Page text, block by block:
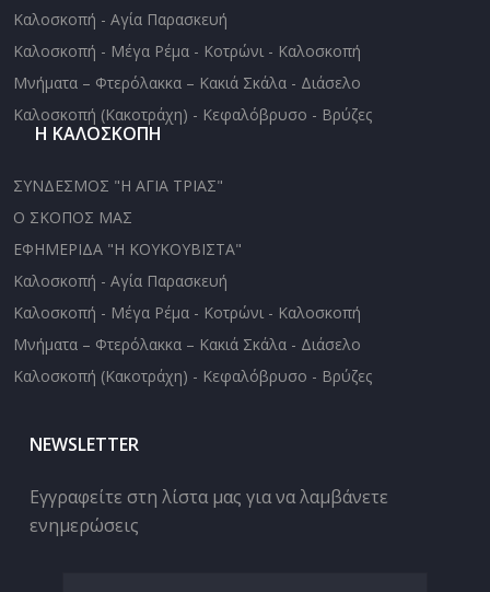
Καλοσκοπή - Αγία Παρασκευή
Καλοσκοπή - Μέγα Ρέμα - Κοτρώνι - Καλοσκοπή
Μνήματα – Φτερόλακκα – Κακιά Σκάλα - Διάσελο
Καλοσκοπή (Κακοτράχη) - Κεφαλόβρυσο - Βρύζες
Η ΚΑΛΟΣΚΟΠΗ
ΣΥΝΔΕΣΜΟΣ "Η ΑΓΙΑ ΤΡΙΑΣ"
Ο ΣΚΟΠΟΣ ΜΑΣ
ΕΦΗΜΕΡΙΔΑ "Η ΚΟΥΚΟΥΒΙΣΤΑ"
Καλοσκοπή - Αγία Παρασκευή
Καλοσκοπή - Μέγα Ρέμα - Κοτρώνι - Καλοσκοπή
Μνήματα – Φτερόλακκα – Κακιά Σκάλα - Διάσελο
Καλοσκοπή (Κακοτράχη) - Κεφαλόβρυσο - Βρύζες
NEWSLETTER
Εγγραφείτε στη λίστα μας για να λαμβάνετε
ενημερώσεις